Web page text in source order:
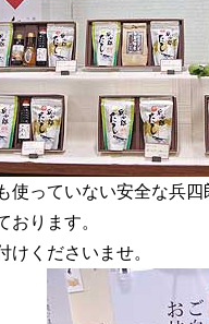
使っていない安全な兵四
おります。
けくださいませ。